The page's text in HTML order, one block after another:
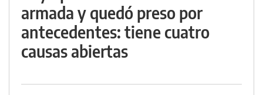
armada y quedó preso por
antecedentes: tiene cuatro
causas abiertas